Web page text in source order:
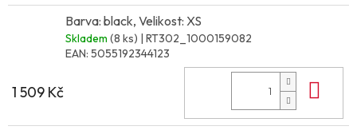
Barva: black, Velikost: XS
Skladem (8 ks) | RT302_1000159082
EAN: 5055192344123
1 509 Kč